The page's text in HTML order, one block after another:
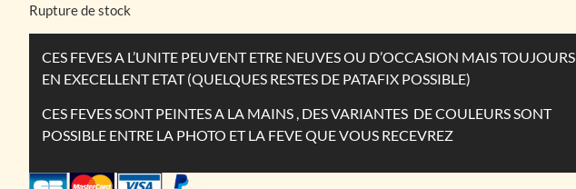
Rupture de stock
CES FEVES A L’UNITE PEUVENT ETRE NEUVES OU D’OCCASION MAIS TOUJOURS
EN EXECELLENT ETAT (QUELQUES RESTES DE PATAFIX POSSIBLE)
CES FEVES SONT PEINTES A LA MAINS , DES VARIANTES DE COULEURS SONT
POSSIBLE ENTRE LA PHOTO ET LA FEVE QUE VOUS RECEVREZ